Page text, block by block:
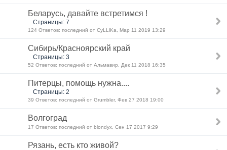
Беларусь, давайте встретимся !
Страницы: 7
124 Ответов: последний от CyLLlKa, Мар 11 2019 13:29
Сибирь/Красноярский край
Страницы: 3
52 Ответов: последний от Альмавир, Дек 11 2018 16:35
Питерцы, помощь нужна....
Страницы: 2
39 Ответов: последний от Grumbler, Фев 27 2018 19:00
Волгоград
17 Ответов: последний от blondyx, Сен 17 2017 9:29
Рязань, есть кто живой?